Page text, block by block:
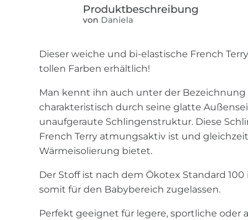
von Daniela
Dieser weiche und bi-elastische French
tollen Farben erhältlich!
Man kennt ihn auch unter der Bezeichnung
charakteristisch durch seine glatte
unaufgeraute Schlingenstruktur. Diese
French Terry atmungsaktiv ist und
Wärmeisolierung bietet.
Der Stoff ist nach dem Ökotex Standard
somit für den Babybereich zugelassen.
Perfekt geeignet für legere, sportliche oder